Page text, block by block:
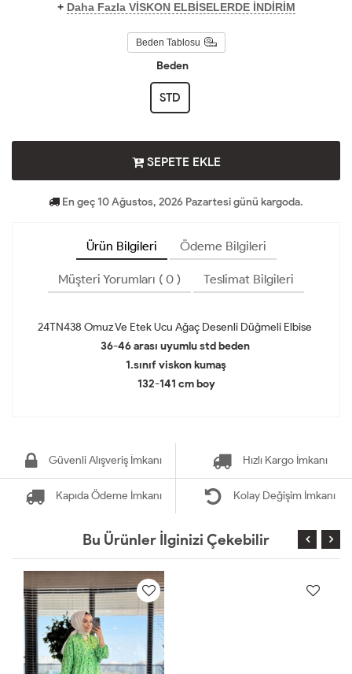
+ Daha Fazla VİSKON ELBİSELERDE İNDİRİM
Beden Tablosu
Beden
STD
SEPETE EKLE
En geç 10 Ağustos, 2026 Pazartesi günü kargoda.
Ürün Bilgileri Ödeme Bilgileri
Müşteri Yorumları ( 0 ) Teslimat Bilgileri
24TN438 Omuz Ve Etek Ucu Ağaç Desenli Düğmeli Elbise
36-46 arası uyumlu std beden
1.sınıf viskon kumaş
132-141 cm boy
Güvenli Alışveriş İmkanı Hızlı Kargo İmkanı
Kapıda Ödeme İmkanı Kolay Değişim İmkanı
Bu Ürünler İlginizi Çekebilir